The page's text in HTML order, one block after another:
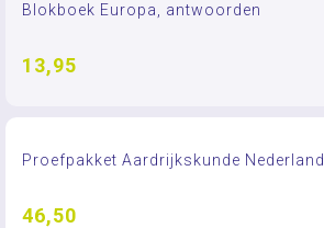
Blokboek Europa, antwoorden
13,95
Proefpakket Aardrijkskunde Nederland
46,50